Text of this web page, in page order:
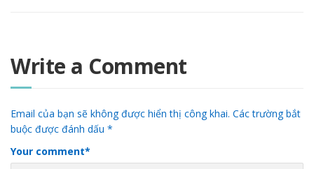
Write a Comment
Email của bạn sẽ không được hiển thị công khai. Các trường bắt
buộc được đánh dấu *
Your comment*